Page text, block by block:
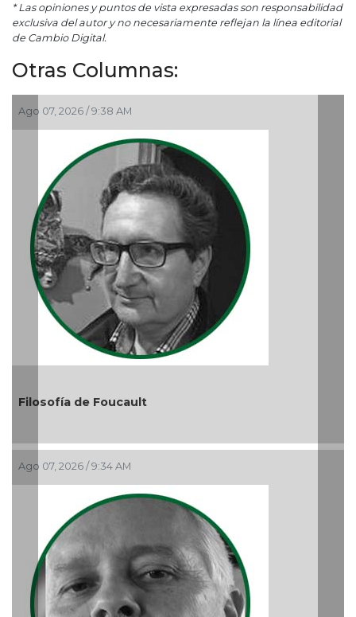
* Las opiniones y puntos de vista expresadas son responsabilidad
exclusiva del autor y no necesariamente reflejan la línea editorial
de Cambio Digital.
Otras Columnas:
Ago 05, 2026 / 9:04 PM
El debate de la Protección de los
Ago 05, 2026 / 11:33 AM